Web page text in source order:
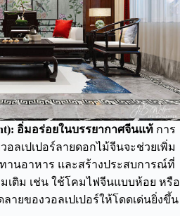
อิ่มอร่อยในบรรยากาศจีนแท้ การ
อลเปเปอร์ลายดอกไม้จีนจะช่วยเพิ่ม
านอาหาร และสร้างประสบการณ์ที่
เติม เช่น ใช้โคมไฟจีนแบบห้อย หรือ
ายของวอลเปเปอร์ให้โดดเด่นยิ่งขึ้น